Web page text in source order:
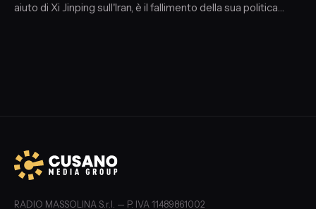
aiuto di Xi Jinping sull'Iran, è il fallimento della sua politica
RADIO MASSOLINA S.r.l. — P. IVA 11489861002